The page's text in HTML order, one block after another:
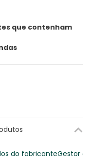
que contenham
do fabricanteGestor